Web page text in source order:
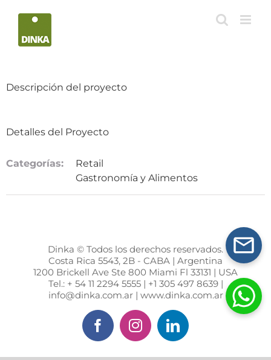
Descripción del proyecto
Detalles del Proyecto
Categorías:
Retail
Gastronomía y Alimentos
Dinka © Todos los derechos reservados.
Costa Rica 5543, 2B - CABA | Argentina
1200 Brickell Ave Ste 800 Miami Fl 33131 | USA
Tel.: + 54 11 2294 5555 | +1 305 497 8639 |
info@dinka.com.ar | www.dinka.com.ar
FacebookInstagramLinkedIn